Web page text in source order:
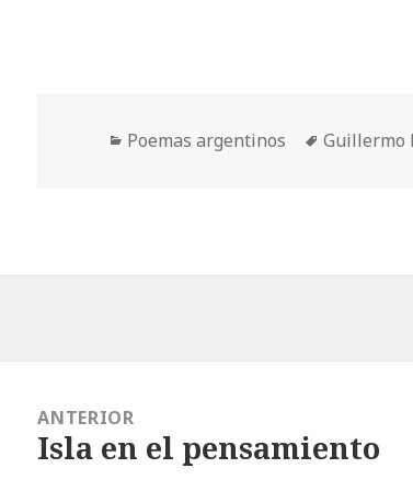
Categorías
Poemas argentinos Etiquetas
Guillermo
ANTERIOR
Entrada
Isla en el pensamiento